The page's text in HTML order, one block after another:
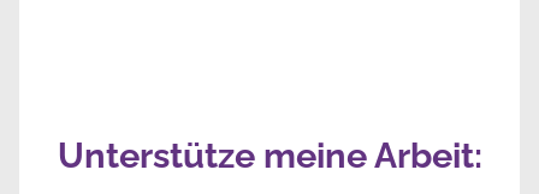
Unterstütze meine Arbeit: